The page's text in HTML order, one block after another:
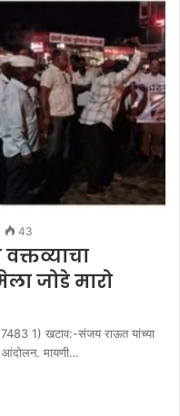
43
जोडे मारो
1) खटाव:-संजय राऊत यांच्या
आंदोलन. मायणी…